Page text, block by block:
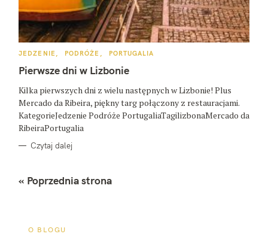
K
T
E
O
R
I
JEDZENIE PODRÓŻE PORTUGALIA
Pierwsze dni w Lizbonie
Kilka pierwszych dni z wielu następnych w Lizbonie! Plus
Mercado da Ribeira, piękny targ połączony z restauracjami.
KategorieJedzenie Podróże PortugaliaTagilizbonaMercado da
RibeiraPortugalia
Czytaj dalej
N
« Poprzednia strona
O BLOGU